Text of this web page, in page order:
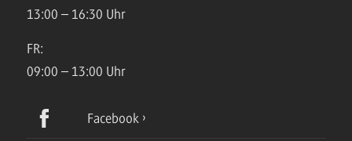
13:00 – 16:30 Uhr
FR:
09:00 – 13:00 Uhr
Facebook